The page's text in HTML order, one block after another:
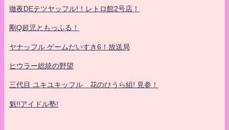
徹夜DEテツヤッフル!！レトロ館2号店！
剛Q超児ともっふる！
ヤナッフル ゲームだいすき6！放送局
ヒウラー総統の野望
三代目 ユキユキッフル 花のひうら組! 見参！
魁!!アイドル塾!